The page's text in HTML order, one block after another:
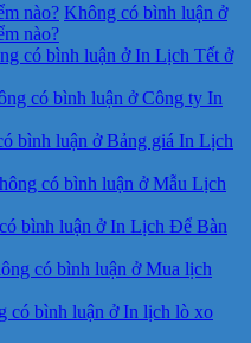
nào? Không có bình luận ở
nào?
có bình luận ở In Lịch Tết ở
có bình luận ở Công ty In
bình luận ở Bảng giá In Lịch
có bình luận ở Mẫu Lịch
bình luận ở In Lịch Để Bàn
có bình luận ở Mua lịch
có bình luận ở In lịch lò xo